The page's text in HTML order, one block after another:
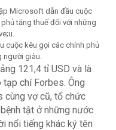
cuộc kêu gọi các chính phủ
người giàu.
121,4 tỉ USD và là
chí Forbes. Ông
cùng vợ cũ, tổ chức
tật ở những nước
nổi tiếng khác ký tên